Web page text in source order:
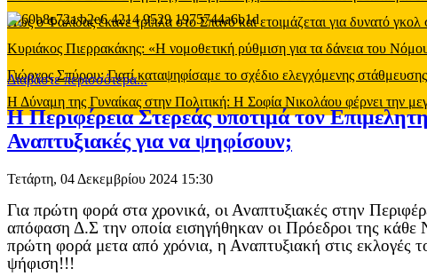
Πως ο Φαλίδας έκανε τρίπλα στο Σπανό και ετοιμάζεται για δυνατό
Κυριάκος Πιερρακάκης: «Η νομοθετική ρύθμιση για τα δάνεια του
Γιώργος Σπύρου: Γιατί καταψηφίσαμε το σχέδιο ελεγχόμενης
Η Δύναμη της Γυναίκας στην Πολιτική: Η Σοφία Νικολάου φέρνει την
Διαβάστε περισσότερα...
Η Περιφέρεια Στερεάς υποτιμά τον
Αναπτυξιακές για να ψηφίσουν;
Τετάρτη, 04 Δεκεμβρίου 2024 15:30
Για πρώτη φορά στα χρονικά, οι Αναπτυξιακές στην
απόφαση Δ.Σ την οποία εισηγήθηκαν οι Πρόεδροι της κάθε
πρώτη φορά μετα από χρόνια, η Αναπτυξιακή στις εκλογές
ψήφιση!!!